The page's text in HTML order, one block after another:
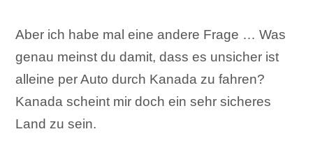
Aber ich habe mal eine andere Frage … Was
genau meinst du damit, dass es unsicher ist
alleine per Auto durch Kanada zu fahren?
Kanada scheint mir doch ein sehr sicheres
Land zu sein.